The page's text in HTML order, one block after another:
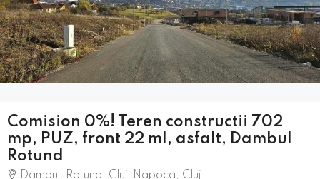
Comision 0%! Teren constructii 702
mp, PUZ, front 22 ml, asfalt, Dambul
Rotund
Dambul-Rotund, Cluj-Napoca, Cluj